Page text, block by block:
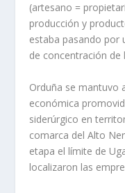
(artesano =
producción y
estaba pasando por
de concentración de
Orduña se mantuvo
económica
siderúrgico en
comarca del Alto
etapa el límite de
localizaron las